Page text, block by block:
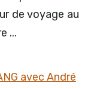
de voyage au
...
avec André